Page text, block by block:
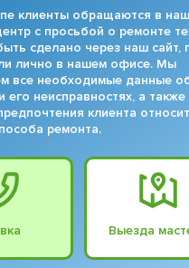
клиенты обращаются в наш
с просьбой о ремонте
сделано через наш сайт,
лично в нашем офисе. Мы
все необходимые данные
его неисправностях, а также
клиента
ремонта.
Выезда